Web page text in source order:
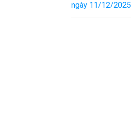
ngày 11/12/2025